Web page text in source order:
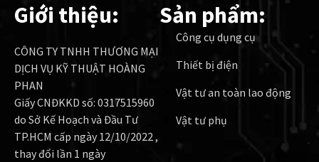
Giới thiệu:
CÔNG TY TNHH THƯƠNG MẠI
DỊCH VỤ KỸ THUẬT HOÀNG
PHAN
Giấy CNĐKKD số: 0317515960
do Sở Kế Hoạch và Đầu Tư
TP.HCM cấp ngày 12/10/2022 ,
thay đổi lần 1 ngày
Sản phẩm:
Công cụ dụng cụ
Thiết bị điện
Vật tư an toàn lao động
Vật tư phụ